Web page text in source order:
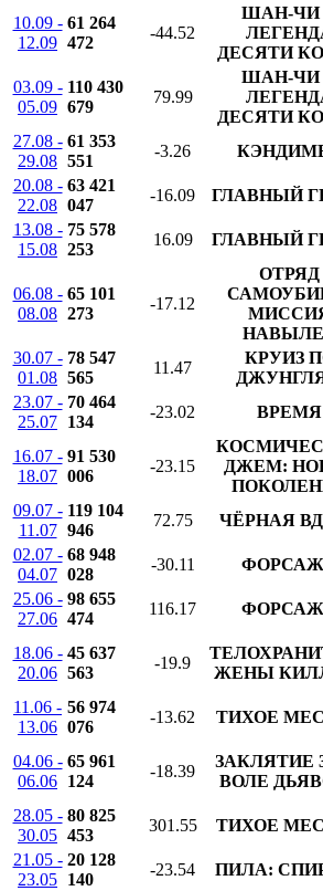
10.09 -
12.09
61 264
472
-44.52
ШАН-ЧИ
ДЕСЯТИ
03.09 -
05.09
110 430
679
79.99
ШАН-ЧИ
ДЕСЯТИ
27.08 -
29.08
61 353
551
-3.26
20.08 -
22.08
63 421
047
-16.09 ГЛАВНЫЙ
13.08 -
15.08
75 578
253
16.09 ГЛАВНЫЙ
06.08 -
08.08
65 101
273
-17.12
ОТРЯД
30.07 -
01.08
78 547
565
11.47
КРУИЗ
23.07 -
25.07
70 464
134
-23.02 ВРЕМЯ
16.07 -
18.07
91 530
006
-23.15
ДЖЕМ:
09.07 -
11.07
119 104
946
72.75 ЧЁРНАЯ
02.07 -
04.07
68 948
028
-30.11 ФОРСАЖ
25.06 -
27.06
98 655
474
116.17 ФОРСАЖ
18.06 -
20.06
45 637
563
-19.9
ЖЕНЫ
11.06 -
13.06
56 974
076
-13.62 ТИХОЕ
04.06 -
06.06
65 961
124
-18.39
ЗАКЛЯТИЕ
ВОЛЕ
28.05 -
30.05
80 825
453
301.55 ТИХОЕ
21.05 -
23.05
20 128
140
-23.54 ПИЛА: